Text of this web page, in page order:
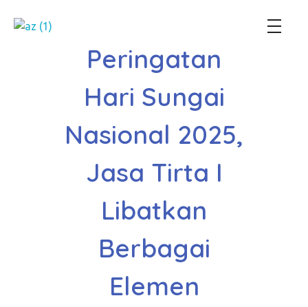
Peringatan
Hari Sungai
Nasional 2025,
Jasa Tirta I
Libatkan
Berbagai
Elemen